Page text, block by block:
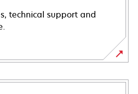
technical support and